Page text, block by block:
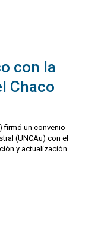
con la
Chaco
firmó un convenio
(UNCAu) con el
y actualización